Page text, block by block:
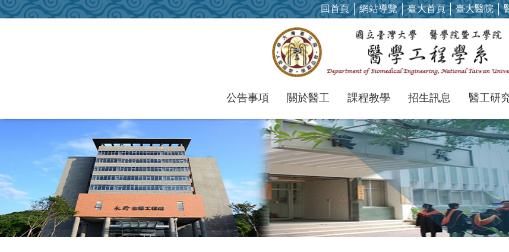
跳到主要內容區塊 回首頁 網站導覽 臺大首頁 臺大醫院
公告事項 關於醫工 課程教學 招生訊息 醫工研